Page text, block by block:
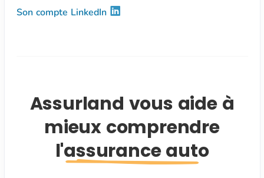
Son compte LinkedIn
Assurland vous aide à
mieux comprendre
l'assurance auto